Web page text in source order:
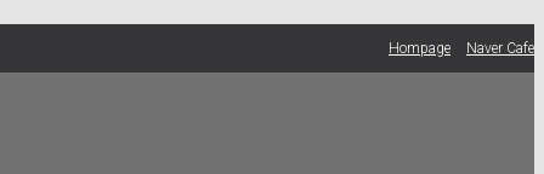
Hompage Naver Cafe